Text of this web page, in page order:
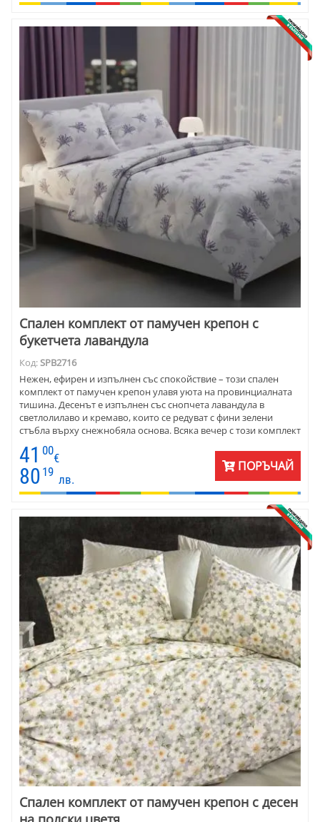
Спален комплект от памучен крепон с
букетчета лавандула
Код:SPB2716
Нежен, ефирен и изпълнен със спокойствие – този спален
комплект от памучен крепон улавя уюта на провинциалната
тишина. Десенът е изпълнен със снопчета лавандула в
светлолилаво и кремаво, които се редуват с фини зелени
стъбла върху снежнобяла основа. Всяка вечер с този комплект
е като разходка из ароматно поле в ранна лятна утрин.
41 00
€
80 19
лв.
ПОРЪЧАЙ
Спален комплект от памучен крепон с десен